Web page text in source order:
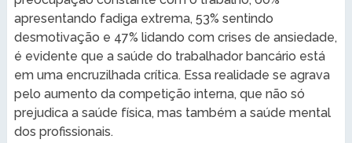
apresentando fadiga extrema, 53% sentindo
desmotivação e 47% lidando com crises de ansiedade,
é evidente que a saúde do trabalhador bancário está
em uma encruzilhada crítica. Essa realidade se agrava
pelo aumento da competição interna, que não só
prejudica a saúde física, mas também a saúde mental
dos profissionais.